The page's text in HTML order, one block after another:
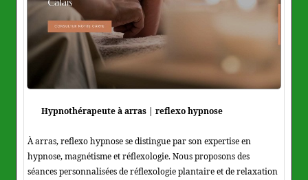
Hypnothérapeute à arras | reflexo hypnose
À arras, reflexo hypnose se distingue par son expertise en
hypnose, magnétisme et réflexologie. Nous proposons des
séances personnalisées de réflexologie plantaire et de relaxation